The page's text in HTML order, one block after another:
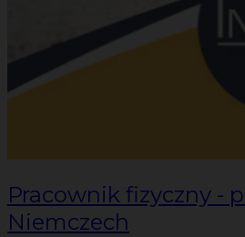
Pracownik fizyczny -
Niemczech